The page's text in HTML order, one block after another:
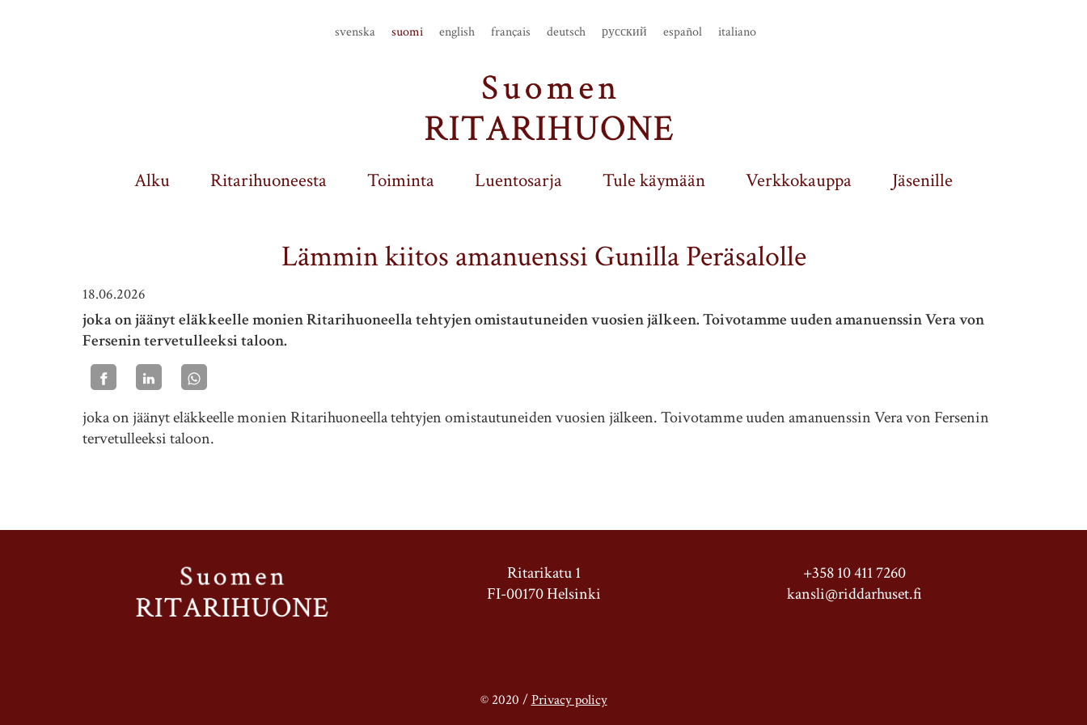
svenska suomi english français deutsch русский español italiano
Alku Ritarihuoneesta Toiminta Luentosarja Tule käymään Verkkokauppa Jäsenille
Lämmin kiitos amanuenssi Gunilla Peräsalolle
18.06.2026
joka on jäänyt eläkkeelle monien Ritarihuoneella tehtyjen omistautuneiden vuosien jälkeen. Toivotamme uuden amanuenssin Vera von
Fersenin tervetulleeksi taloon.
joka on jäänyt eläkkeelle monien Ritarihuoneella tehtyjen omistautuneiden vuosien jälkeen. Toivotamme uuden amanuenssin Vera von Fersenin
tervetulleeksi taloon.
Ritarikatu 1
FI-00170 Helsinki
+358 10 411 7260
kansli@riddarhuset.fi
© 2020 /Privacy policy